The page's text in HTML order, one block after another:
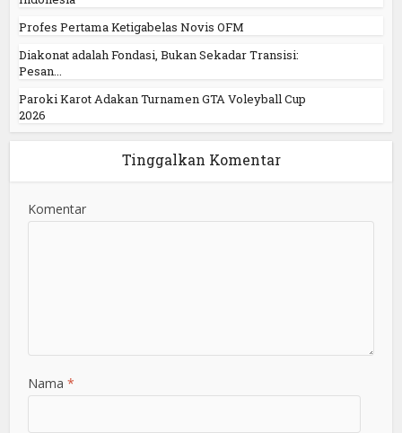
Profes Pertama Ketigabelas Novis OFM
Diakonat adalah Fondasi, Bukan Sekadar Transisi:
Pesan...
Paroki Karot Adakan Turnamen GTA Voleyball Cup
2026
Tinggalkan Komentar
Komentar
Nama*